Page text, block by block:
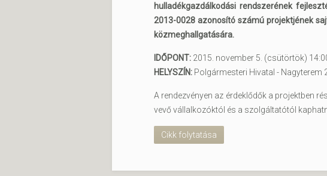
hulladékgazdálkodási rendszerének
2013-0028 azonosító számú projektjének
közmeghallgatására.
IDŐPONT: 2015. november 5. (csütörtök)
HELYSZÍN: Polgármesteri Hivatal - Nagyterem
A rendezvényen az érdeklődők a projektben
vevő vállalkozóktól és a szolgáltatótól
Cikk folytatása